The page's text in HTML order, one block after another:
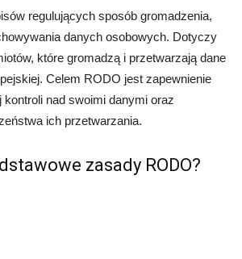
regulujących sposób gromadzenia,
danych osobowych. Dotyczy
które gromadzą i przetwarzają dane
Celem RODO jest zapewnienie
nad swoimi danymi oraz
ich przetwarzania.
zasady RODO?